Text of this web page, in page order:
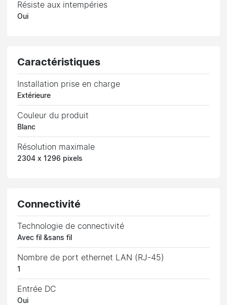
Résiste aux intempéries
Oui
Caractéristiques
Installation prise en charge
Extérieure
Couleur du produit
Blanc
Résolution maximale
2304 x 1296 pixels
Connectivité
Technologie de connectivité
Avec fil &sans fil
Nombre de port ethernet LAN (RJ-45)
1
Entrée DC
Oui